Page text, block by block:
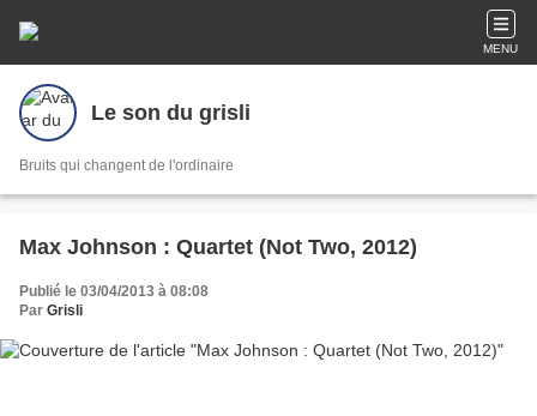
MENU
Le son du grisli
Bruits qui changent de l'ordinaire
Max Johnson : Quartet (Not Two, 2012)
Publié le 03/04/2013 à 08:08
Par Grisli